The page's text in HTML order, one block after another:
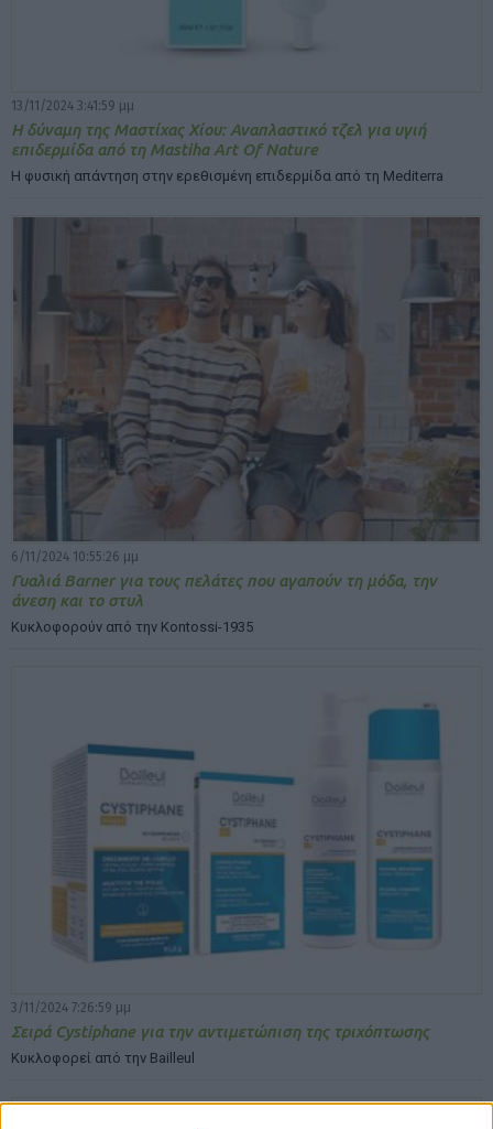
13/11/2024 3:41:59 μμ
Η δύναμη της Μαστίχας Χίου: Αναπλαστικό τζελ για υγιή
επιδερμίδα από τη Mastiha Art Of Nature
Η φυσική απάντηση στην ερεθισμένη επιδερμίδα από τη Mediterra
6/11/2024 10:55:26 μμ
Γυαλιά Barner για τους πελάτες που αγαπούν τη μόδα, την
άνεση και το στυλ
Κυκλοφορούν από την Kontossi-1935
3/11/2024 7:26:59 μμ
Σειρά Cystiphane για την αντιμετώπιση της τριχόπτωσης
Κυκλοφορεί από την Bailleul